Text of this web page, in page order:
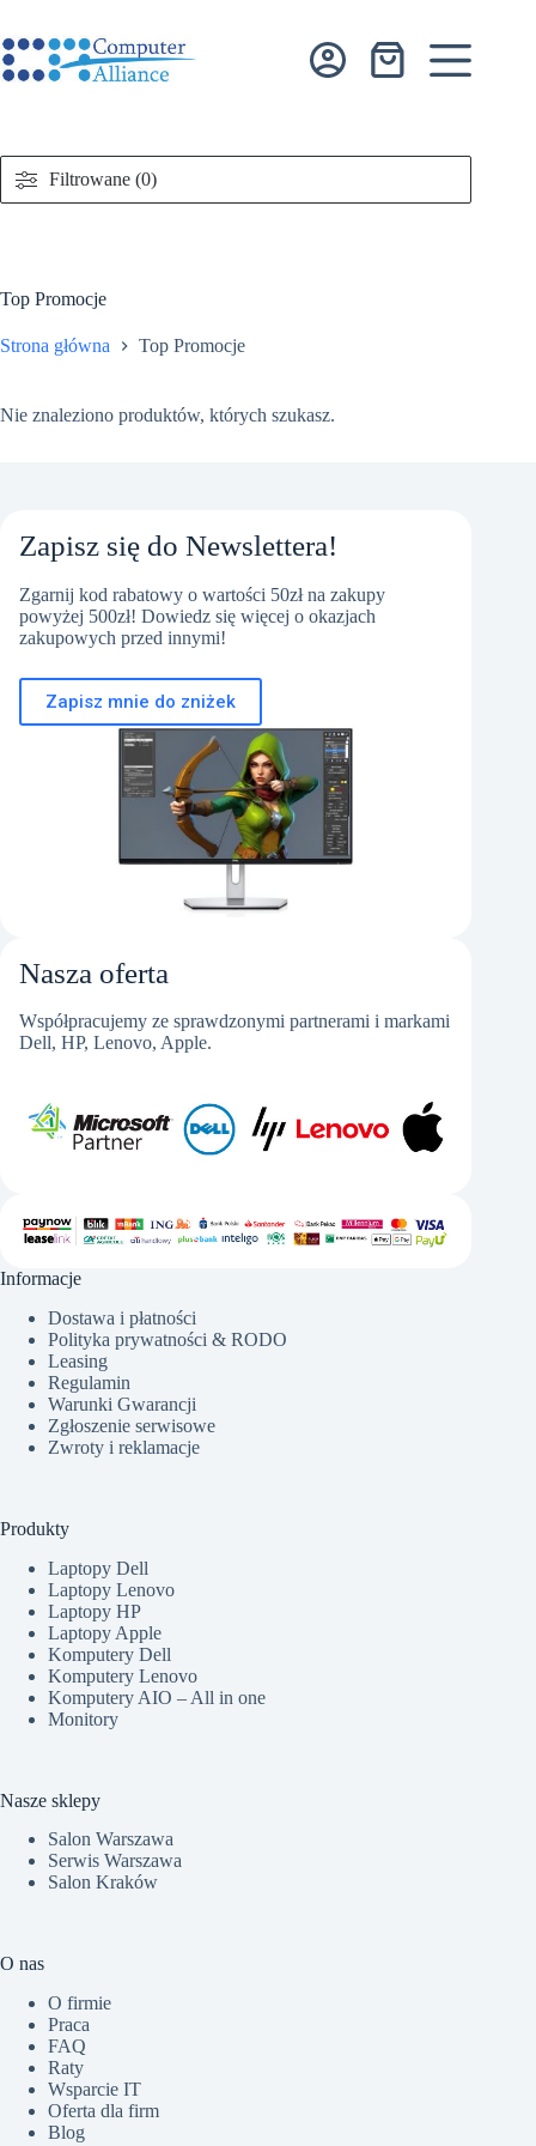
treści
Koszyk
Top Promocje
Strona główna Top Promocje
Nie znaleziono produktów, których szukasz.
Filtrowane (0)
Zapisz się do Newslettera!
Zgarnij kod rabatowy o wartości 50zł na zakupy
powyżej 500zł! Dowiedz się więcej o okazjach
zakupowych przed innymi!
Zapisz mnie do zniżek
Nasza oferta
Współpracujemy ze sprawdzonymi partnerami i markami
Dell, HP, Lenovo, Apple.
Informacje
Dostawa i płatności
Polityka prywatności & RODO
Leasing
Regulamin
Warunki Gwarancji
Zgłoszenie serwisowe
Zwroty i reklamacje
Produkty
Laptopy Dell
Laptopy Lenovo
Laptopy HP
Laptopy Apple
Komputery Dell
Komputery Lenovo
Komputery AIO – All in one
Monitory
Nasze sklepy
Salon Warszawa
Serwis Warszawa
Salon Kraków
O nas
O firmie
Praca
FAQ
Raty
Wsparcie IT
Oferta dla firm
Blog